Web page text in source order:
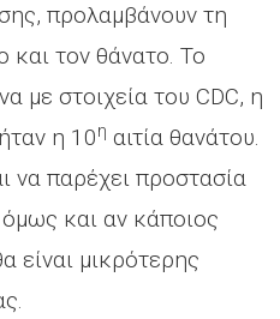
προλαμβάνουν τη
και τον θάνατο. Το
με στοιχεία του CDC, η
η 10η αιτία θανάτου.
να παρέχει προστασία
και αν κάποιος
είναι μικρότερης